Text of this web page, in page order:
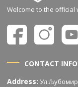
Welcome to the
CONTACT
Address: